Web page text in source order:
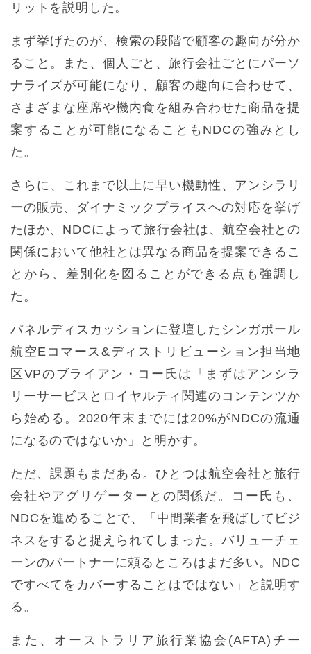
リットを説明した。
まず挙げたのが、検索の段階で顧客の趣向が分か
ること。また、個人ごと、旅行会社ごとにパーソ
ナライズが可能になり、顧客の趣向に合わせて、
さまざまな座席や機内食を組み合わせた商品を提
案することが可能になることもNDCの強みとし
た。
さらに、これまで以上に早い機動性、アンシラリ
ーの販売、ダイナミックプライスへの対応を挙げ
たほか、NDCによって旅行会社は、航空会社との
関係において他社とは異なる商品を提案できるこ
とから、差別化を図ることができる点も強調し
た。
パネルディスカッションに登壇したシンガポール
航空Eコマース&ディストリビューション担当地
区VPのブライアン・コー氏は「まずはアンシラ
リーサービスとロイヤルティ関連のコンテンツか
ら始める。2020年末までには20%がNDCの流通
になるのではないか」と明かす。
ただ、課題もまだある。ひとつは航空会社と旅行
会社やアグリゲーターとの関係だ。コー氏も、
NDCを進めることで、「中間業者を飛ばしてビジ
ネスをすると捉えられてしまった。バリューチェ
ーンのパートナーに頼るところはまだ多い。NDC
ですべてをカバーすることはではない」と説明す
る。
また、オーストラリア旅行業協会(AFTA)チー